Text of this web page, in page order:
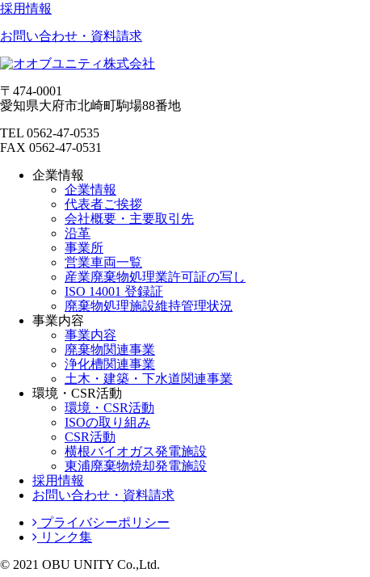
採用情報
お問い合わせ・資料請求
〒474-0001
愛知県大府市北崎町駒場88番地
TEL 0562-47-0535
FAX 0562-47-0531
企業情報
企業情報
代表者ご挨拶
会社概要・主要取引先
沿革
事業所
営業車両一覧
産業廃棄物処理業許可証の写し
ISO 14001 登録証
廃棄物処理施設維持管理状況
事業内容
事業内容
廃棄物関連事業
浄化槽関連事業
土木・建築・下水道関連事業
環境・CSR活動
環境・CSR活動
ISOの取り組み
CSR活動
横根バイオガス発電施設
東浦廃棄物焼却発電施設
採用情報
お問い合わせ・資料請求
プライバシーポリシー
リンク集
© 2021 OBU UNITY Co.,Ltd.